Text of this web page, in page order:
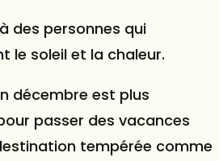
des personnes qui
le soleil et la chaleur.
décembre est plus
passer des vacances
tempérée comme